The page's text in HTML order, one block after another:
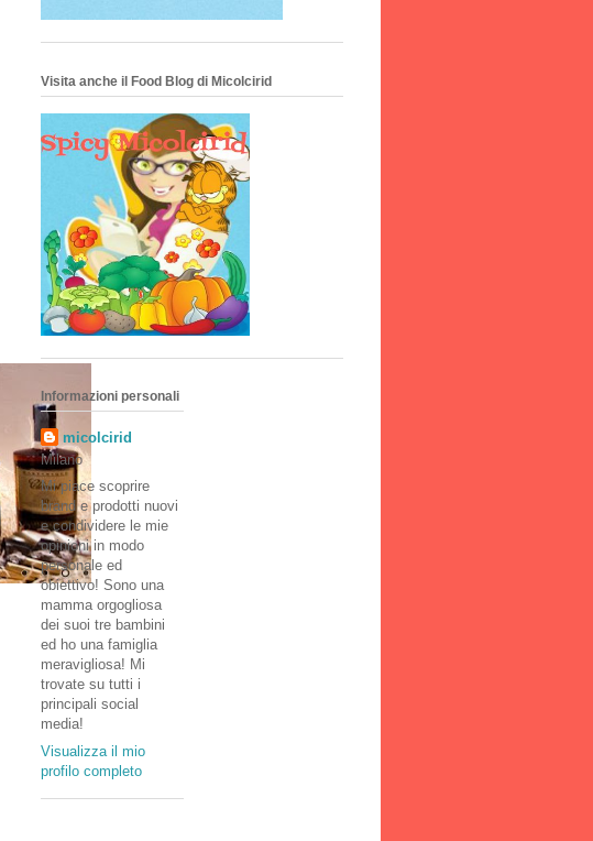
Visita anche il Food Blog di Micolcirid
Informazioni personali
micolcirid
Milano
Mi piace scoprire
brand e prodotti nuovi
e condividere le mie
opinioni in modo
personale ed
obiettivo! Sono una
mamma orgogliosa
dei suoi tre bambini
ed ho una famiglia
meravigliosa! Mi
trovate su tutti i
principali social
media!
Visualizza il mio
profilo completo